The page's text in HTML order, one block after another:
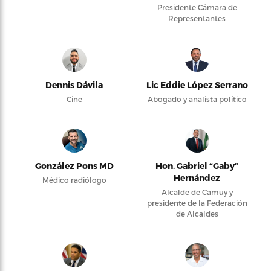
Presidente Cámara de
Representantes
Dennis Dávila
Cine
Lic Eddie López Serrano
Abogado y analista político
González Pons MD
Médico radiólogo
Hon. Gabriel “Gaby”
Hernández
Alcalde de Camuy y
presidente de la Federación
de Alcaldes